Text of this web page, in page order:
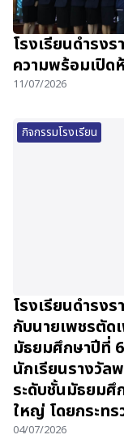
โรงเรียนดำรงร
ความพร้อมเปิด
11/07/2026
กิจกรรมโรงเรียน
โรงเรียนดำรง
กับนายเพชรตัด
มัธยมศึกษาปีที่
นักเรียนรางวัล
ระดับชั้นมัธยมศึ
ใหญ่ โดยกระท
04/07/2026